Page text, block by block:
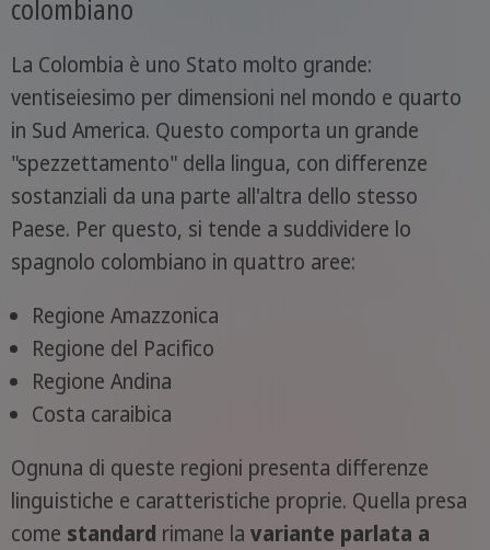
colombiano
La Colombia è uno Stato molto grande:
ventiseiesimo per dimensioni nel mondo e quarto
in Sud America. Questo comporta un grande
"spezzettamento" della lingua, con differenze
sostanziali da una parte all'altra dello stesso
Paese. Per questo, si tende a suddividere lo
spagnolo colombiano in quattro aree:
Regione Amazzonica
Regione del Pacifico
Regione Andina
Costa caraibica
Ognuna di queste regioni presenta differenze
linguistiche e caratteristiche proprie. Quella presa
come standard rimane la variante parlata a